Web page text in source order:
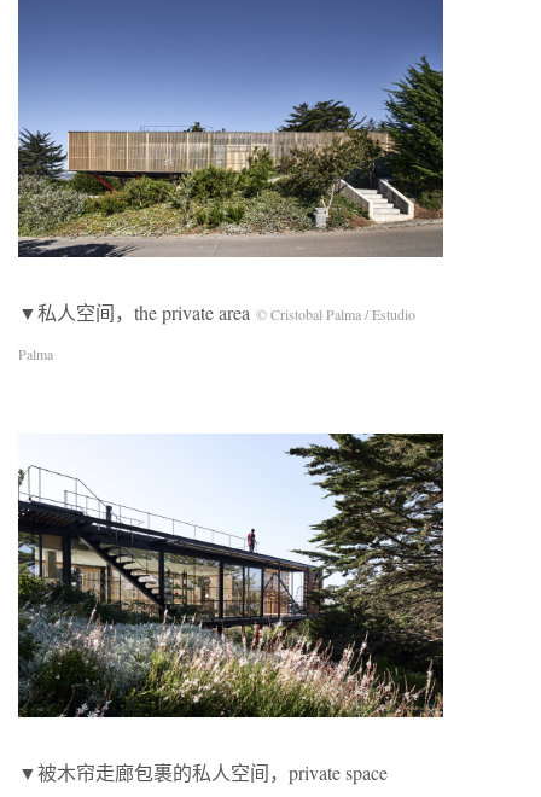
▼私人空间，the private area © Cristobal Palma / Estudio
Palma
▼被木帘走廊包裹的私人空间，private space